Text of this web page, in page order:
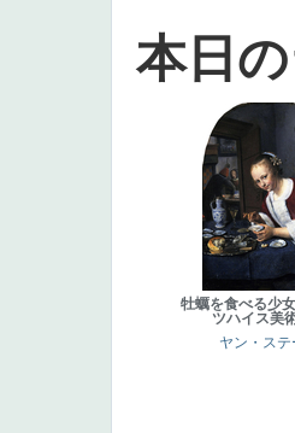
本日
牡蠣を食べる少
ツハイス美
ヤン・ステ